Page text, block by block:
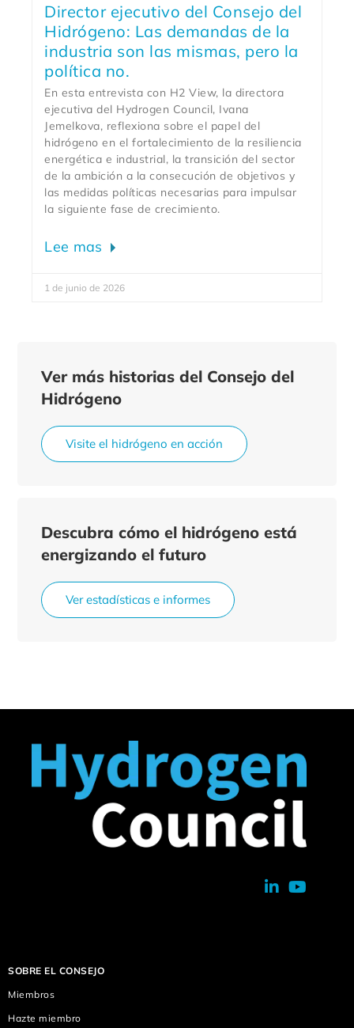
Director ejecutivo del Consejo del
Hidrógeno: Las demandas de la
industria son las mismas, pero la
política no.
En esta entrevista con H2 View, la directora
ejecutiva del Hydrogen Council, Ivana
Jemelkova, reflexiona sobre el papel del
hidrógeno en el fortalecimiento de la resiliencia
energética e industrial, la transición del sector
de la ambición a la consecución de objetivos y
las medidas políticas necesarias para impulsar
la siguiente fase de crecimiento.
Lee mas
1 de junio de 2026
Ver más historias del Consejo del
Hidrógeno
Visite el hidrógeno en acción
Descubra cómo el hidrógeno está
energizando el futuro
Ver estadísticas e informes
SOBRE EL CONSEJO
Miembros
Hazte miembro